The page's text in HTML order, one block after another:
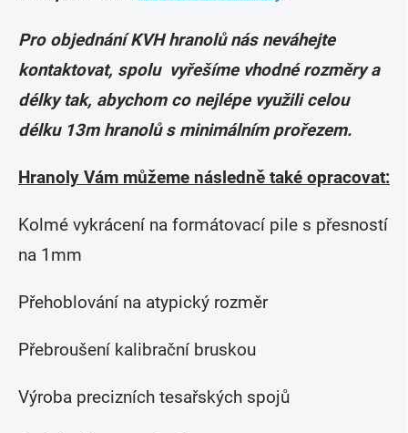
Pro objednání KVH hranolů nás neváhejte
kontaktovat, spolu vyřešíme vhodné rozměry a
délky tak, abychom co nejlépe využili celou
délku 13m hranolů s minimálním prořezem.
Hranoly Vám můžeme následně také opracovat:
Kolmé vykrácení na formátovací pile s přesností
na 1mm
Přehoblování na atypický rozměr
Přebroušení kalibrační bruskou
Výroba precizních tesařských spojů